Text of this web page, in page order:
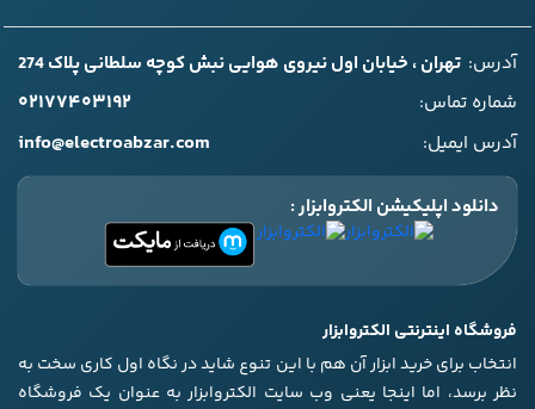
آدرس: تهران ، خیابان اول نیروی هوایی نبش کوچه سلطانی پلاک 274
شماره تماس:
۰۲۱۷۷۴۰۳۱۹۲
آدرس ایمیل: info@electroabzar.com
دانلود اپلیکیشن الکتروابزار :
فروشگاه اینترنتی الکتروابزار
انتخاب برای خرید ابزار آن هم با این تنوع شاید در نگاه اول کاری سخت به
نظر برسد، اما اینجا یعنی وب سایت الکتروابزار به عنوان یک فروشگاه